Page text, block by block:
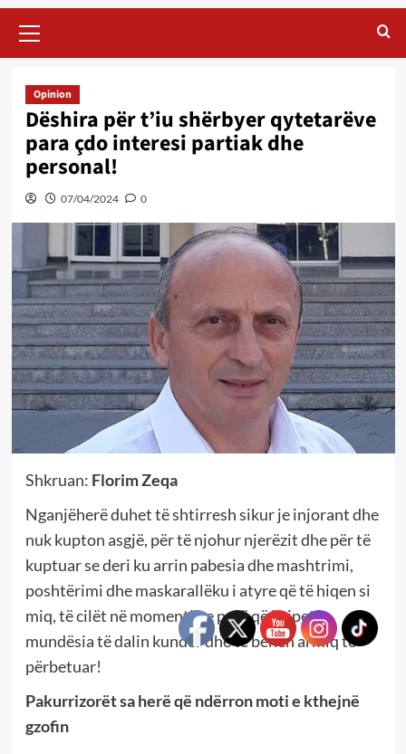
Menu
Opinion
Dëshira për t’iu shërbyer qytetarëve
para çdo interesi partiak dhe
personal!
07/04/2024 0
Shkruan: Florim Zeqa
Nganjëherë duhet të shtirresh sikur je injorant dhe
nuk kupton asgjë, për të njohur njerëzit dhe për të
kuptuar se deri ku arrin pabesia dhe mashtrimi,
poshtërimi dhe maskarallëku i atyre që të hiqen si
miq, të cilët në momentin e parë që ju ipet
mundësia të dalin kundër dhe të bëhen armiq të
përbetuar!
Pakurrizorët sa herë që ndërron moti e kthejnë
gzofin